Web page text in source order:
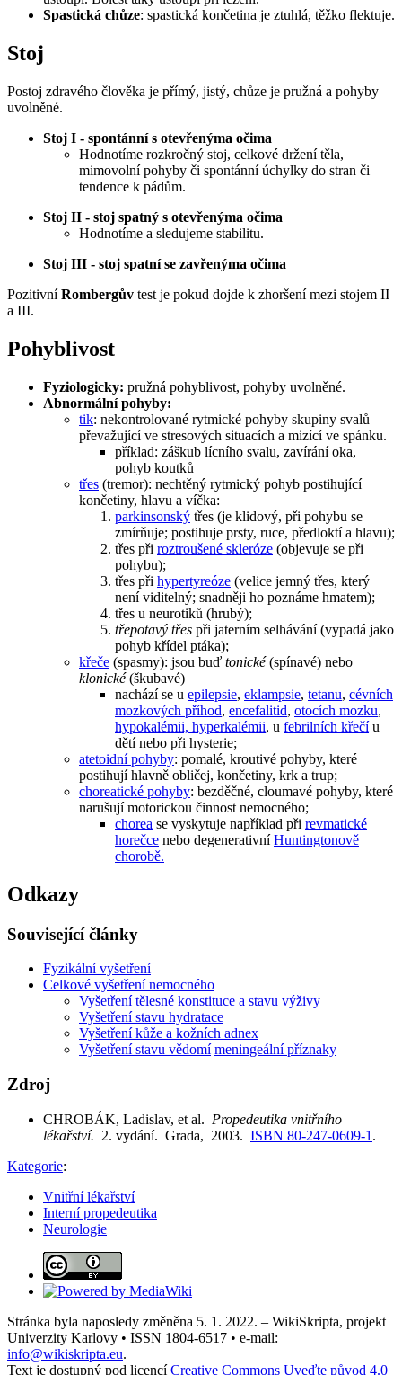
Spastická chůze: spastická končetina je ztuhlá, těžko flektuje.
Stoj
Postoj zdravého člověka je přímý, jistý, chůze je pružná a pohyby
uvolněné.
Stoj I - spontánní s otevřenýma očima
Hodnotíme rozkročný stoj, celkové držení těla,
mimovolní pohyby či spontánní úchylky do stran či
tendence k pádům.
Stoj II - stoj spatný s otevřenýma očima
Hodnotíme a sledujeme stabilitu.
Stoj III - stoj spatní se zavřenýma očima
PozitivníRombergův test je pokud dojde k zhoršení mezi stojem II
a III.
Pohyblivost
Fyziologicky: pružná pohyblivost, pohyby uvolněné.
Abnormální pohyby:
tik: nekontrolované rytmické pohyby skupiny svalů
převažující ve stresových situacích a mizící ve spánku.
příklad: záškub lícního svalu, zavírání oka,
pohyb koutků
třes (tremor): nechtěný rytmický pohyb postihující
končetiny, hlavu a víčka:
parkinsonský třes (je klidový, při pohybu se
zmírňuje; postihuje prsty, ruce, předloktí a hlavu);
třes při roztroušené skleróze (objevuje se při
pohybu);
třes při hypertyreóze (velice jemný třes, který
není viditelný; snadněji ho poznáme hmatem);
třes u neurotiků (hrubý);
třepotavý třes při jaterním selhávání (vypadá jako
pohyb křídel ptáka);
křeče (spasmy): jsou buď tonické(spínavé) nebo
klonické(škubavé)
nachází se u epilepsie, eklampsie, tetanu, cévních
mozkových příhod, encefalitid, otocích mozku,
hypokalémii, hyperkalémii, u febrilních křečíu
dětí nebo při hysterie;
atetoidní pohyby: pomalé, kroutivé pohyby, které
postihují hlavně obličej, končetiny, krk a trup;
choreatické pohyby: bezděčné, cloumavé pohyby, které
narušují motorickou činnost nemocného;
chorea se vyskytuje například při revmatické
horečce nebo degenerativníHuntingtonově
chorobě.
Odkazy
Související články
Fyzikální vyšetření
Celkové vyšetření nemocného
Vyšetření tělesné konstituce a stavu výživy
Vyšetření stavu hydratace
Vyšetření kůže a kožních adnex
Vyšetření stavu vědomí meningeální příznaky
Zdroj
CHROBÁK, Ladislav, et al. Propedeutika vnitřního
lékařství. 2. vydání. Grada, 2003. ISBN 80-247-0609-1 .
Kategorie:
Vnitřní lékařství
Interní propedeutika
Neurologie
Stránka byla naposledy změněna 5. 1. 2022. – WikiSkripta, projekt
Univerzity Karlovy • ISSN 1804-6517 • e-mail:
info@wikiskripta.eu.
Text je dostupný pod licencíCreative Commons Uveďte původ 4.0